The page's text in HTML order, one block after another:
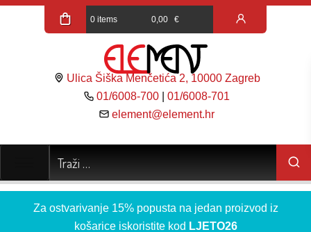
0 items 0,00 €
Ulica Šiška Menčetića 2, 10000 Zagreb
01/6008-700 |01/6008-701
element@element.hr
Za ostvarivanje 15% popusta na jedan proizvod iz
košarice iskoristite kod LJETO26